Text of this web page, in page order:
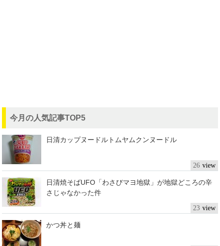
今月の人気記事TOP5
日清カップヌードルトムヤムクンヌードル
26
日清焼そばUFO「わさびマヨ地獄」が地獄どころの辛
さじゃなかった件
23
かつ丼と麺